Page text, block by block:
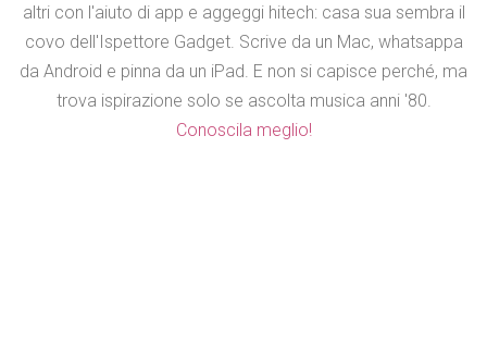
altri con l'aiuto di app e aggeggi hitech: casa sua sembra il
covo dell'Ispettore Gadget. Scrive da un Mac, whatsappa
da Android e pinna da un iPad. E non si capisce perché, ma
trova ispirazione solo se ascolta musica anni '80.
Conoscila meglio!